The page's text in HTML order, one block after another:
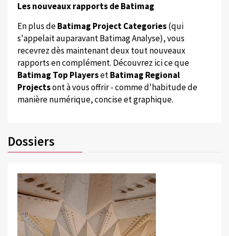
Les nouveaux rapports de Batimag
En plus deBatimag Project Categories(qui
s'appelait auparavant Batimag Analyse), vous
recevrez dès maintenant deux tout nouveaux
rapports en complément. Découvrez ici ce que
Batimag Top PlayersetBatimag Regional
Projectsont à vous offrir - comme d'habitude de
manière numérique, concise et graphique.
Dossiers